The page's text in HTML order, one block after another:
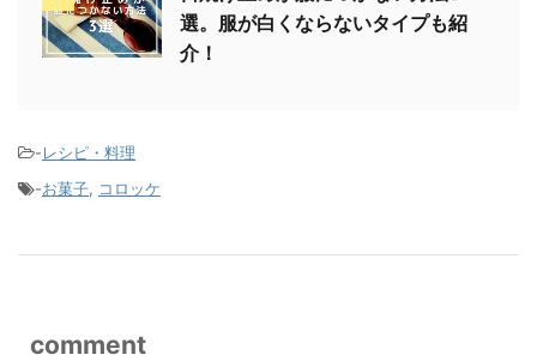
選。服が白くならないタイプも紹
介！
-レシピ・料理
-お菓子, コロッケ
comment